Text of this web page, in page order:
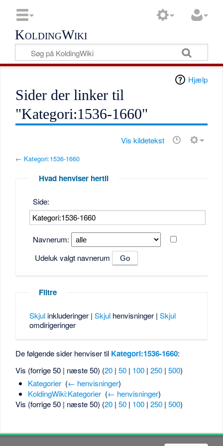
KoldingWiki
Hjælp
Sider der linker til
"Kategori:1536-1660"
Vis kildetekst
← Kategori:1536-1660
Hvad henviser hertil
Side:
Navnerum:
Udeluk valgt navnerum
Filtre
Skjulinkluderinger | Skjulhenvisninger | Skjul
omdirigeringer
De følgende sider henviser til Kategori:1536-1660:
Vis (forrige 50 | næste 50) (20 |50 | 100 |250 |500)
Kategorier‎ (← henvisninger)
KoldingWiki:Kategorier‎ (← henvisninger)
Vis (forrige 50 | næste 50) (20 |50 | 100 |250 |500)